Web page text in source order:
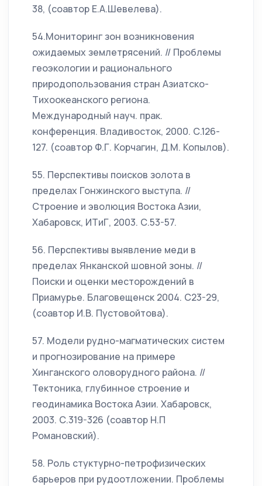
38, (соавтор Е.А.Шевелева).
54.Мониторинг зон возникновения
ожидаемых землетрясений. // Проблемы
геоэкологии и рационального
природопользования стран Азиатско-
Тихоокеанского региона.
Международный науч. прак.
конференция. Владивосток, 2000. С.126-
127. (соавтор Ф.Г. Корчагин, Д.М. Копылов).
55. Перспективы поисков золота в
пределах Гонжинского выступа. //
Строение и эволюция Востока Азии,
Хабаровск, ИТиГ, 2003. С.53-57.
56. Перспективы выявление меди в
пределах Янканской шовной зоны. //
Поиски и оценки месторождений в
Приамурье. Благовещенск 2004. С23-29,
(соавтор И.В. Пустовойтова).
57. Модели рудно-магматических систем
и прогнозирование на примере
Хинганского оловорудного района. //
Тектоника, глубинное строение и
геодинамика Востока Азии. Хабаровск,
2003. С.319-326 (соавтор Н.П
Романовский).
58. Роль стуктурно-петрофизических
барьеров при рудоотложении. Проблемы